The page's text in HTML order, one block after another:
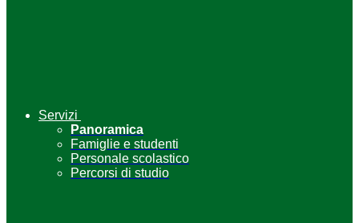
Servizi
Panoramica
Famiglie e studenti
Personale scolastico
Percorsi di studio